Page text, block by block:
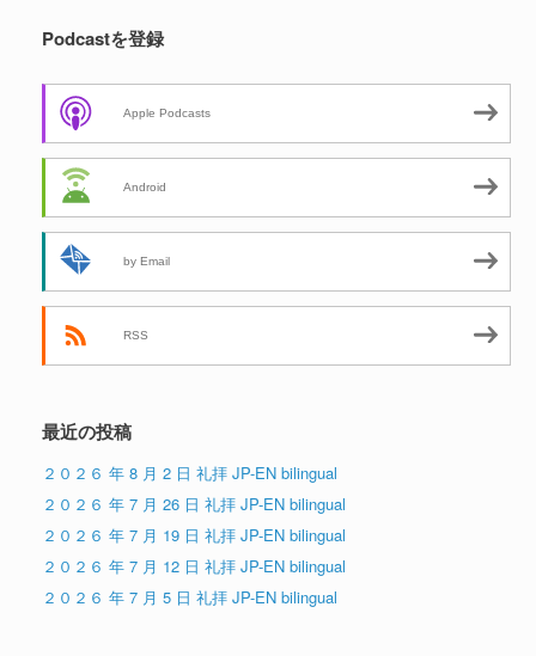
Podcastを登録
Apple Podcasts
Android
by Email
RSS
最近の投稿
２０２６ 年 8 月 2 日 礼拝 JP-EN bilingual
２０２６ 年 7 月 26 日 礼拝 JP-EN bilingual
２０２６ 年 7 月 19 日 礼拝 JP-EN bilingual
２０２６ 年 7 月 12 日 礼拝 JP-EN bilingual
２０２６ 年 7 月 5 日 礼拝 JP-EN bilingual